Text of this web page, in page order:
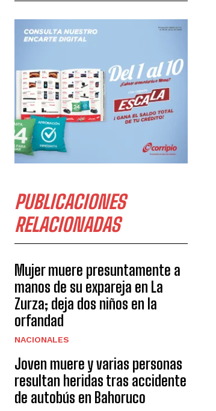
PUBLICACIONES
RELACIONADAS
Mujer muere presuntamente a
manos de su expareja en La
Zurza; deja dos niños en la
orfandad
NACIONALES
Joven muere y varias personas
resultan heridas tras accidente
de autobús en Bahoruco